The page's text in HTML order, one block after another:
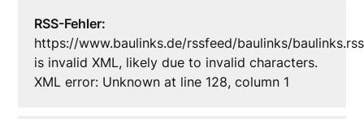
RSS-Fehler:
https://www.baulinks.de/rssfeed/baulinks/baulinks.rss
is invalid XML, likely due to invalid characters.
XML error: Unknown at line 128, column 1